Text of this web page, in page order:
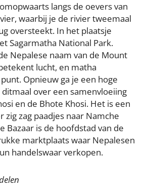
langs de oevers van
waarbij je de rivier tweemaal
oversteekt. In het plaatsje
Sagarmatha National Park.
Nepalese naam van de Mount
lucht, en matha
Opnieuw ga je een hoge
over een samenvloeiing
en de Bhote Khosi. Het is een
zig zag paadjes naar Namche
Bazaar is de hoofdstad van de
marktplaats waar Nepalesen
handelswaar verkopen.